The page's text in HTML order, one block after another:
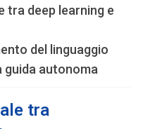
tra deep learning e
del linguaggio
guida autonoma
tra